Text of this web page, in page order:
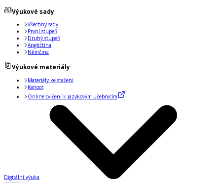
Výukové sady
Všechny sady
První stupeň
Druhý stupeň
Angličtina
Němčina
Výukové materiály
Materiály ke stažení
Kahoot
Online cvičení k jazykovým učebnicím
Digitální výuka